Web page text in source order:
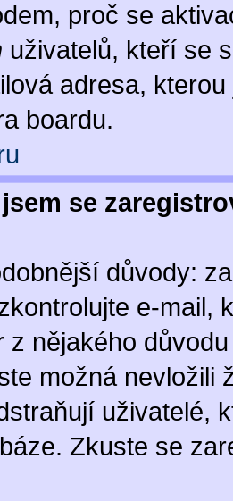
proč se
uživatelů, kteří se
adresa,
boardu.
se
důvody:
e-mail,
z nějakého
možná nevložili
uživatelé,
Zkuste se